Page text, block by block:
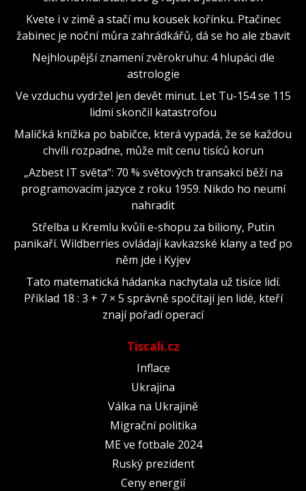
Kvete i v zimě a stačí mu kousek kořínku. Ptačinec
žabinec je noční můra zahrádkářů, dá se ho ale zbavit
Nejhloupější znamení zvěrokruhu: 4 hlupáci dle
astrologie
Ve vzduchu vydržel jen devět minut. Let Tu-154 se 115
lidmi skončil katastrofou
Maličká knížka po babičce, která vypadá, že se každou
chvíli rozpadne, může mít cenu tisíců korun
„Azbest IT světa“: 70 % světových transakcí běží na
programovacím jazyce z roku 1959. Nikdo ho neumí
nahradit
Střelba u Kremlu kvůli e-shopu za biliony, Putin
panikaří. Wildberries ovládají kavkazské klany a teď po
něm jde i Kyjev
Tato matematická hádanka nachytala už tisíce lidí.
Příklad 18 : 3 + 7 × 5 správně spočítají jen lidé, kteří
znají pořadí operací
Tiscali.cz
Inflace
Ukrajina
Válka na Ukrajině
Migrační politika
ME ve fotbale 2024
Ruský prezident
Ceny energií